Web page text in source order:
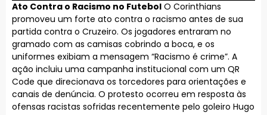
Ato Contra o Racismo no Futebol O Corinthians
promoveu um forte ato contra o racismo antes de sua
partida contra o Cruzeiro. Os jogadores entraram no
gramado com as camisas cobrindo a boca, e os
uniformes exibiam a mensagem “Racismo é crime”. A
ação incluiu uma campanha institucional com um QR
Code que direcionava os torcedores para orientações e
canais de denúncia. O protesto ocorreu em resposta às
ofensas racistas sofridas recentemente pelo goleiro Hugo